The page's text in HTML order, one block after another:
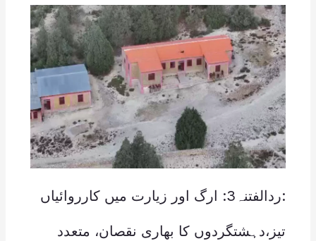
:ردالفتنہ3: ارگ اور زیارت میں کارروائیاں
تیز،دہشتگردوں کا بھاری نقصان، متعدد